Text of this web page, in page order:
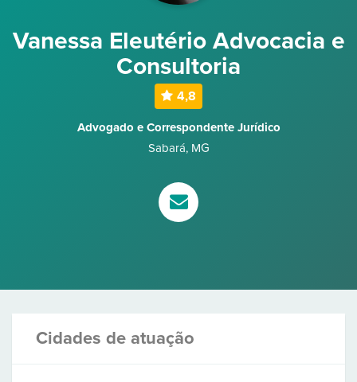
Vanessa Eleutério Advocacia e
Consultoria
4,8
Advogado e Correspondente Jurídico
Sabará, MG
Cidades de atuação